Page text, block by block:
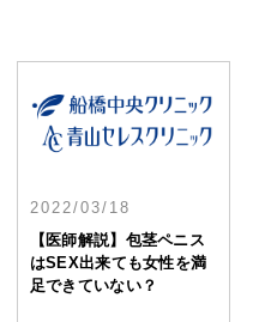
2022/03/18
【医師解説】包茎ペニス
はSEX出来ても女性を満
足できていない？